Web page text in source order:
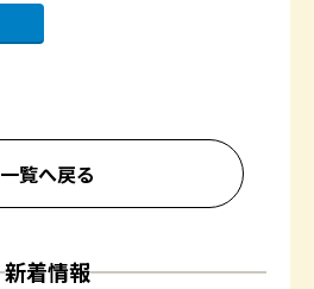
一覧へ戻る
新着情報